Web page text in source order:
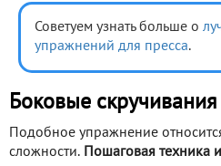
Советуем узнать больше о
упражнений для пресса.
Боковые скручивания
Подобное упражнение
сложности. Пошаговая техника